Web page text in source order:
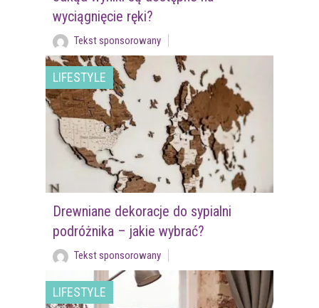
wyciągnięcie ręki?
Tekst sponsorowany
LIFESTYLE
Drewniane dekoracje do sypialni
podróżnika – jakie wybrać?
Tekst sponsorowany
LIFESTYLE